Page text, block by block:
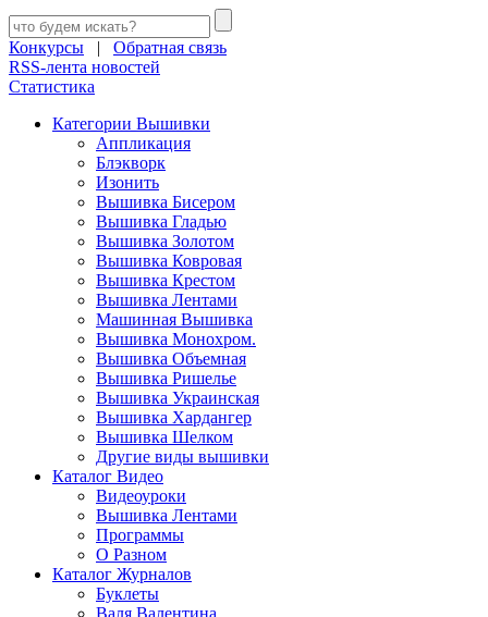
Конкурсы | Обратная связь
RSS-лента новостей
Статистика
Категории Вышивки
Аппликация
Блэкворк
Изонить
Вышивка Бисером
Вышивка Гладью
Вышивка Золотом
Вышивка Ковровая
Вышивка Крестом
Вышивка Лентами
Машинная Вышивка
Вышивка Монохром.
Вышивка Объемная
Вышивка Ришелье
Вышивка Украинская
Вышивка Хардангер
Вышивка Шелком
Другие виды вышивки
Каталог Видео
Видеоуроки
Вышивка Лентами
Программы
О Разном
Каталог Журналов
Буклеты
Валя Валентина